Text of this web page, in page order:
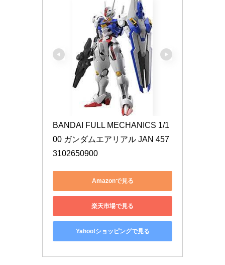
BANDAI FULL MECHANICS 1/1
00 ガンダムエアリアル JAN 457
3102650900
Amazonで見る
楽天市場で見る
Yahoo!ショッピングで見る